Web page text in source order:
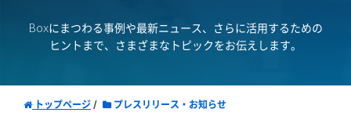
Boxにまつわる事例や最新ニュース、さらに活用するための
ヒントまで、さまざまなトピックをお伝えします。
トップページ プレスリリース・お知らせ